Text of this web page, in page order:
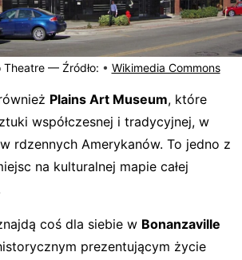
Theatre — Źródło: • Wikimedia Commons
Plains Art Museum, które
współczesnej i tradycyjnej, w
rdzennych Amerykanów. To jedno z
na kulturalnej mapie całej
coś dla siebie w Bonanzaville
prezentującym życie